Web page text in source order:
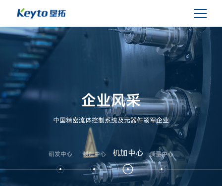
企业风采
中国精密流体控制系统及元器件领军企业
研发中心 制造中心 机加中心 质量中心